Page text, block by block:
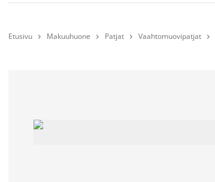
Etusivu  Makuuhuone  Patjat  Vaahtomuovipatjat 